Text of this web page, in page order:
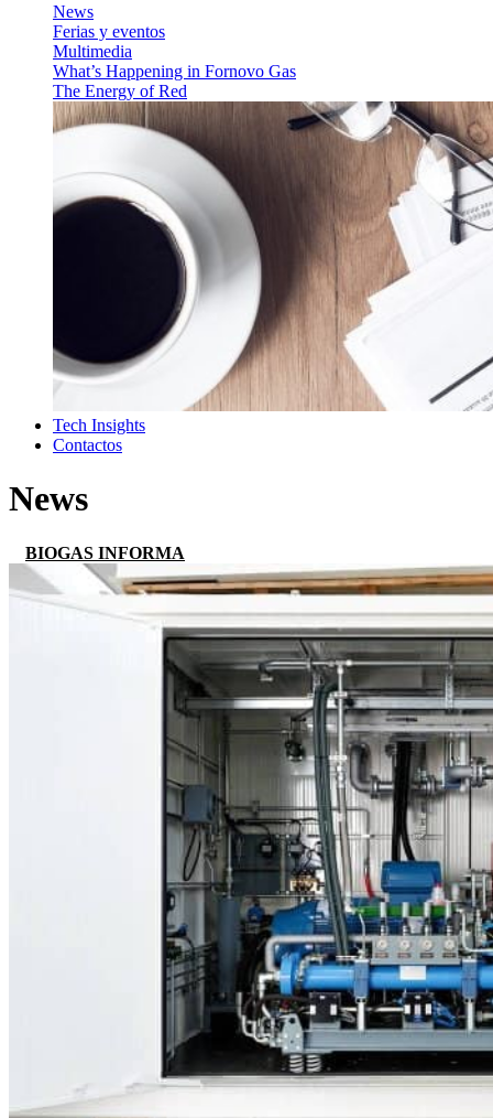
News
Ferias y eventos
Multimedia
What’s Happening in Fornovo Gas
The Energy of Red
Tech Insights
Contactos
News
BIOGAS INFORMA